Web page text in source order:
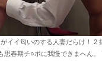
イイ匂いのする人妻だらけ！ 2
思春期チ○ポに我慢できまへん。